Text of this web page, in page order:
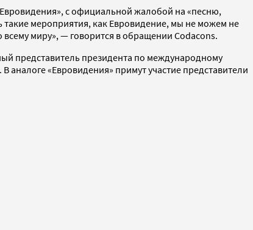
с официальной жалобой на «песню,
мероприятия, как Евровидение, мы не можем не
миру», — говорится в обращении Codacons.
представитель президента по международному
аналоге «Евровидения» примут участие представители